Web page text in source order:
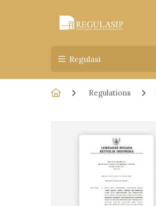
Regulasi
Regulations